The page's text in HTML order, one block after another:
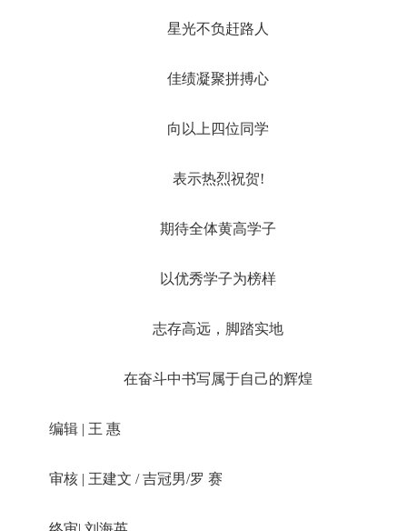
星光不负赶路人
佳绩凝聚拼搏心
向以上四位同学
表示热烈祝贺!
期待全体黄高学子
以优秀学子为榜样
志存高远，脚踏实地
在奋斗中书写属于自己的辉煌
编辑 | 王 惠
审核 | 王建文 / 吉冠男/罗 赛